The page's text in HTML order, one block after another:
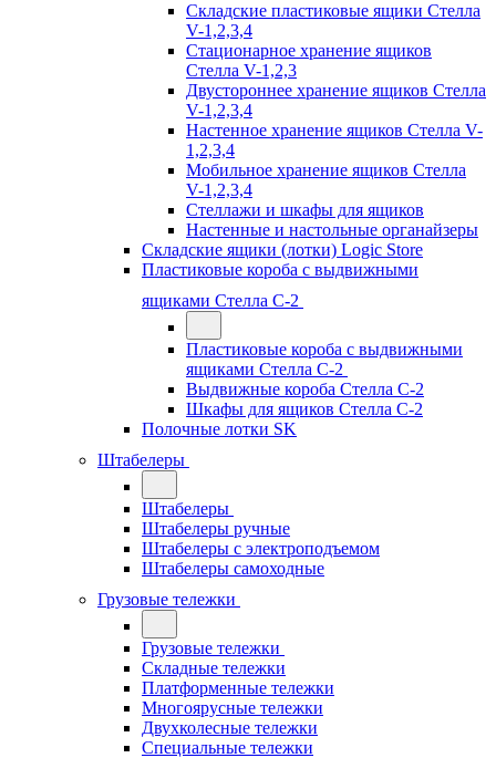
Складские пластиковые ящики Стелла
V-1,2,3,4
Стационарное хранение ящиков
Стелла V-1,2,3
Двустороннее хранение ящиков Стелла
V-1,2,3,4
Настенное хранение ящиков Стелла V-
1,2,3,4
Мобильное хранение ящиков Стелла
V-1,2,3,4
Стеллажи и шкафы для ящиков
Настенные и настольные органайзеры
Складские ящики (лотки) Logiс Store
Пластиковые короба с выдвижными
ящиками Стелла С-2
Пластиковые короба с выдвижными
ящиками Стелла С-2
Выдвижные короба Стелла С-2
Шкафы для ящиков Стелла С-2
Полочные лотки SK
Штабелеры
Штабелеры
Штабелеры ручные
Штабелеры с электроподъемом
Штабелеры самоходные
Грузовые тележки
Грузовые тележки
Складные тележки
Платформенные тележки
Многоярусные тележки
Двухколесные тележки
Специальные тележки